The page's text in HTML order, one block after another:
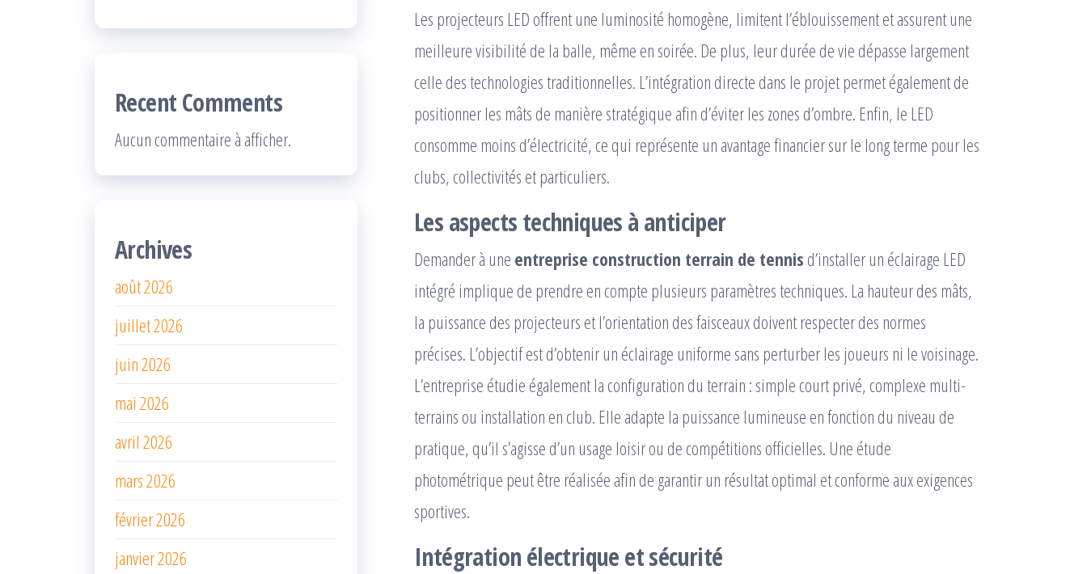
Les projecteurs LED offrent une luminosité homogène, limitent l’éblouissement et assurent une
meilleure visibilité de la balle, même en soirée. De plus, leur durée de vie dépasse largement
celle des technologies traditionnelles. L’intégration directe dans le projet permet également de
positionner les mâts de manière stratégique afin d’éviter les zones d’ombre. Enfin, le LED
consomme moins d’électricité, ce qui représente un avantage financier sur le long terme pour les
clubs, collectivités et particuliers.
Les aspects techniques à anticiper
Demander à une entreprise construction terrain de tennis d’installer un éclairage LED
intégré implique de prendre en compte plusieurs paramètres techniques. La hauteur des mâts,
la puissance des projecteurs et l’orientation des faisceaux doivent respecter des normes
précises. L’objectif est d’obtenir un éclairage uniforme sans perturber les joueurs ni le voisinage.
L’entreprise étudie également la configuration du terrain : simple court privé, complexe multi-
terrains ou installation en club. Elle adapte la puissance lumineuse en fonction du niveau de
pratique, qu’il s’agisse d’un usage loisir ou de compétitions officielles. Une étude
photométrique peut être réalisée afin de garantir un résultat optimal et conforme aux exigences
sportives.
Intégration électrique et sécurité
Recent Comments
Aucun commentaire à afficher.
Archives
août 2026
juillet 2026
juin 2026
mai 2026
avril 2026
mars 2026
février 2026
janvier 2026